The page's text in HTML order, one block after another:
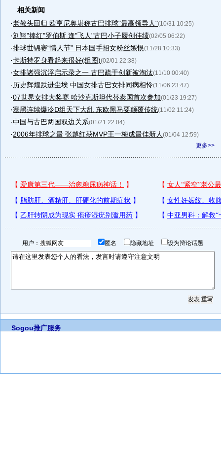
相关新闻
·老教头回归 欧亨尼奥堪称古巴排球"最高领导人"(10/31 10:25)
·刘翔"捧红"罗伯斯 逢"飞人"古巴小子履创佳绩(02/05 06:22)
·排球世锦赛“情人节” 日本国手招女粉丝嫉恨(11/28 10:33)
·卡斯特罗身看起来很好(组图)(02/01 22:38)
·女排诸强沉浮启示录之一 古巴疏于创新被淘汰(11/10 00:40)
· 历史辉煌跌进尘埃 中国女排古巴女排同病相怜(11/06 23:47)
·07世界女排大奖赛 哈沙克斯坦代替泰国首次参加(01/23 19:27)
·塞黑连续爆冷D组天下大乱 东欧黑马要颠覆传统(11/02 11:24)
·中国与古巴两国双边关系(01/21 22:04)
·2006年排球之最 张越红获MVP王一梅成最佳新人 (01/04 12:59)
更多>>
用户： 匿名 隐藏地址 设为辩论话题
Sogou推广服务